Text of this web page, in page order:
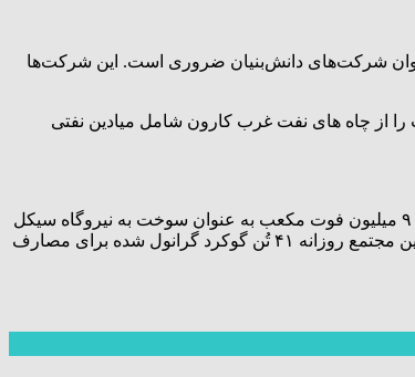
توان شرکت‌های دانش‌بنیان ضروری است. این شرکت‌ها
از چاه های نفت غرب کارون شامل میادین نفتی
محصول و تولید اصلی پالایشگاه روزانه ۳۴۰میلیون فوت مکعب گاز طبیعی است که ۲۵۰ میلیون فوت مکعب آن به شبکه سراسری گاز ایران تزریق و ۹۰ میلیون فوت مکعب به عنوان سوخت به نیروگاه سیکل
ترکیبی غرب کارون ارسال می شود.محصول این پالایشگاه که به عنوان خوراک با یک خط لوله به پتروشیمی بندر امام خمینی ارسال می شود.به علاوه این مجتمع روزانه ۴۱ تُن گوکرد گرانول شده برای مصارف